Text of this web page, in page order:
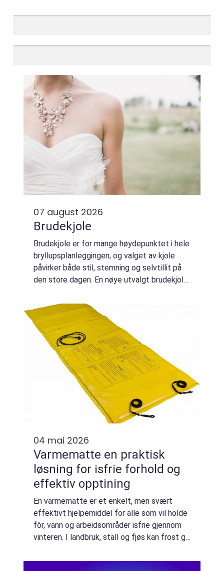
07 august 2026
Brudekjole
Brudekjole er for mange høydepunktet i hele
bryllupsplanleggingen, og valget av kjole
påvirker både stil, stemning og selvtillit på
den store dagen. En nøye utvalgt brudekjole
kombinerer personlighet, komfort og ...
04 mai 2026
Varmematte en praktisk
løsning for isfrie forhold og
effektiv opptining
En varmematte er et enkelt, men svært
effektivt hjelpemiddel for alle som vil holde
fôr, vann og arbeidsområder isfrie gjennom
vinteren. I landbruk, stall og fjøs kan frost gi
verste fall dårligere dyreve...